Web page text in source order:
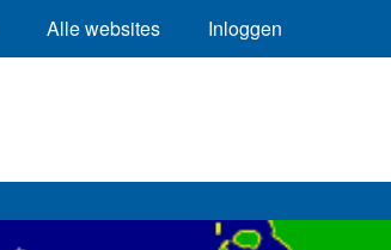
Alle websites Inloggen